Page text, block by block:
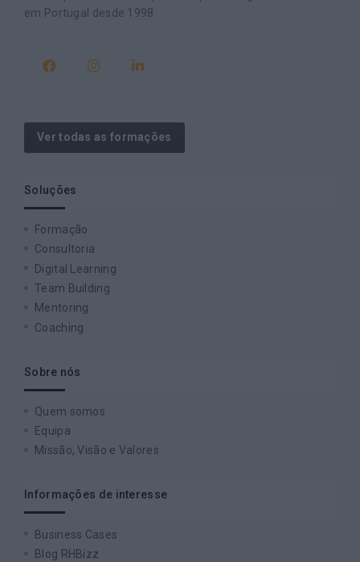
em Portugal desde 1998.
Ver todas as formações
Soluções
Formação
Consultoria
Digital Learning
Team Building
Mentoring
Coaching
Sobre nós
Quem somos
Equipa
Missão, Visão e Valores
Informações de interesse
Business Cases
Blog RHBizz